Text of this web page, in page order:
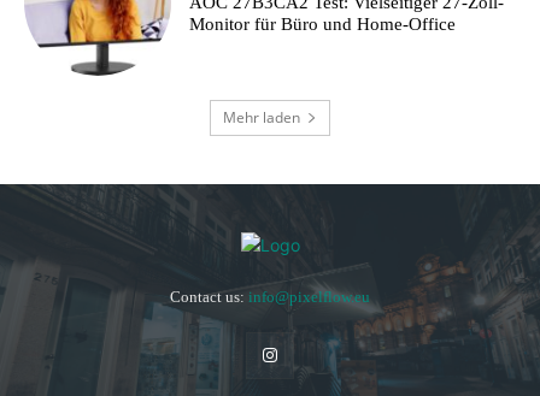
Monitor für Büro und Home-Office
Mehr laden
Contact us: info@pixelflow.eu